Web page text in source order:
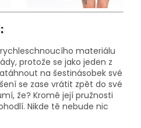
materiálu
protože se jako jeden z
na šestinásobek své
se zase vrátit zpět do své
že? Kromě její pružnosti
Nikde tě nebude nic